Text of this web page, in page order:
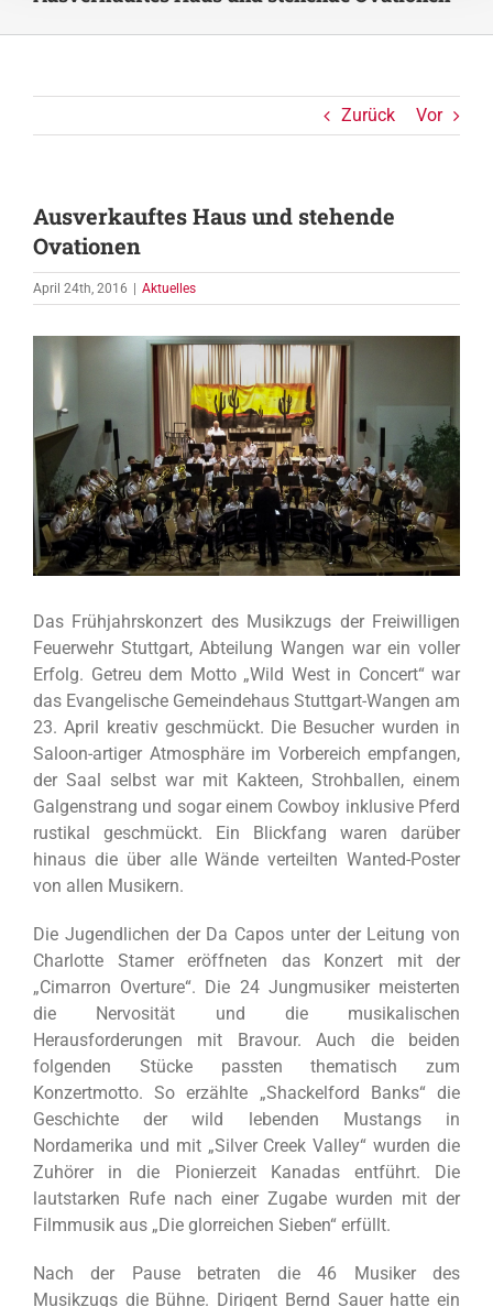
Zurück Vor
Ausverkauftes Haus und stehende
Ovationen
April 24th, 2016 | Aktuelles
Zeige
grösseres
Bild
Das Frühjahrskonzert des Musikzugs der Freiwilligen
Feuerwehr Stuttgart, Abteilung Wangen war ein voller
Erfolg. Getreu dem Motto „Wild West in Concert“ war
das Evangelische Gemeindehaus Stuttgart-Wangen am
23. April kreativ geschmückt. Die Besucher wurden in
Saloon-artiger Atmosphäre im Vorbereich empfangen,
der Saal selbst war mit Kakteen, Strohballen, einem
Galgenstrang und sogar einem Cowboy inklusive Pferd
rustikal geschmückt. Ein Blickfang waren darüber
hinaus die über alle Wände verteilten Wanted-Poster
von allen Musikern.
Die Jugendlichen der Da Capos unter der Leitung von
Charlotte Stamer eröffneten das Konzert mit der
„Cimarron Overture“. Die 24 Jungmusiker meisterten
die Nervosität und die musikalischen
Herausforderungen mit Bravour. Auch die beiden
folgenden Stücke passten thematisch zum
Konzertmotto. So erzählte „Shackelford Banks“ die
Geschichte der wild lebenden Mustangs in
Nordamerika und mit „Silver Creek Valley“ wurden die
Zuhörer in die Pionierzeit Kanadas entführt. Die
lautstarken Rufe nach einer Zugabe wurden mit der
Filmmusik aus „Die glorreichen Sieben“ erfüllt.
Nach der Pause betraten die 46 Musiker des
Musikzugs die Bühne. Dirigent Bernd Sauer hatte ein